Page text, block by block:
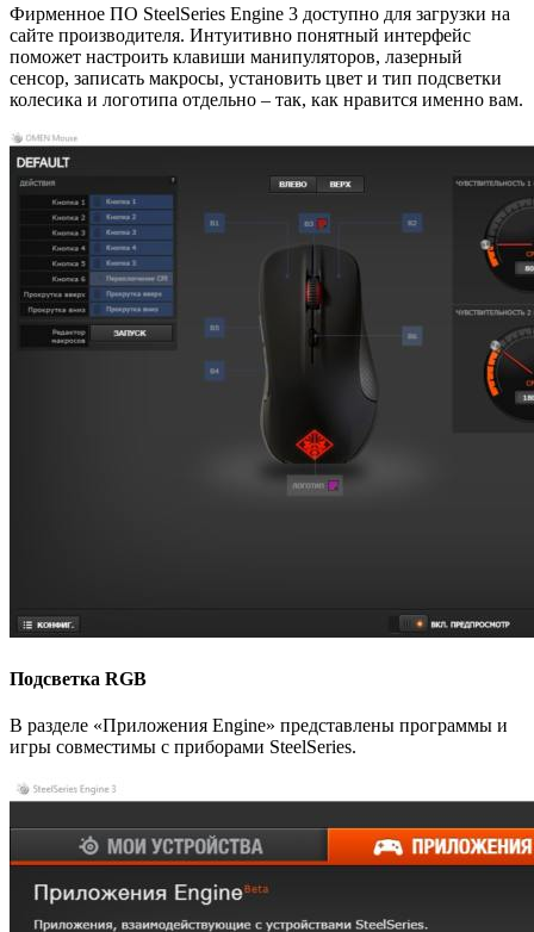
Фирменное ПО SteelSeries Engine 3 доступно для загрузки на
сайте производителя. Интуитивно понятный интерфейс
поможет настроить клавиши манипуляторов, лазерный
сенсор, записать макросы, установить цвет и тип подсветки
колесика и логотипа отдельно – так, как нравится именно вам.
Подсветка RGB
В разделе «Приложения Engine» представлены программы и
игры совместимы с приборами SteelSeries.